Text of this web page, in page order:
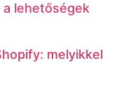
a lehetőségek
melyikkel